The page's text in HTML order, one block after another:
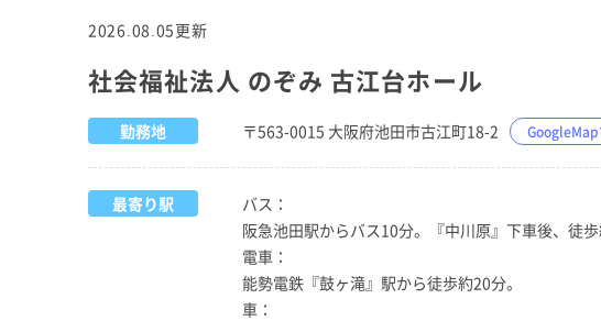
2026.08.05更新
社会福祉法人 のぞみ 古江台ホール
勤務地 〒563-0015 大阪府池田市古江町18-2 GoogleMap
最寄り駅
バス：
阪急池田駅からバス10分。『中川原』下車後、徒歩
電車：
能勢電鉄『鼓ヶ滝』駅から徒歩約20分。
車：